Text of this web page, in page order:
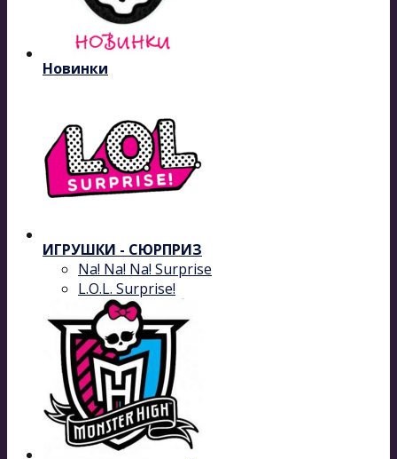
Новинки
ИГРУШКИ - СЮРПРИЗ
Na! Na! Na! Surprise
L.O.L. Surprise!